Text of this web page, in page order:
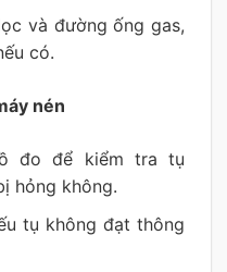
và đường ống gas,
có.
nén
đo để kiểm tra tụ
hỏng không.
tụ không đạt thông